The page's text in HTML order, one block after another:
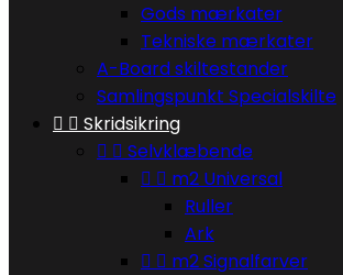
Gods mærkater
Tekniske mærkater
A-Board skiltestander
Samlingspunkt Specialskilte
  Skridsikring
  Selvklæbende
  m2 Universal
Ruller
Ark
  m2 Signalfarver